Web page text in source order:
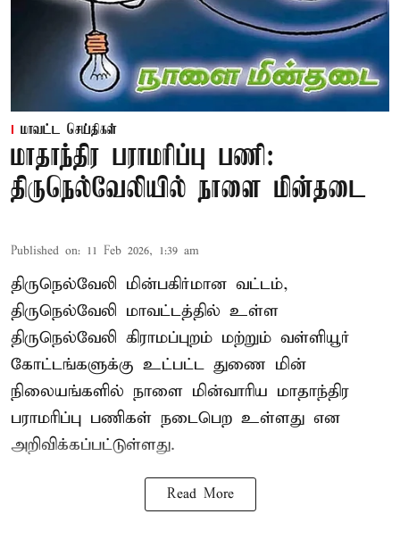
மாவட்ட செய்திகள்
மாதாந்திர பராமரிப்பு பணி:
திருநெல்வேலியில் நாளை மின்தடை
Published on: 11 Feb 2026, 1:39 am
திருநெல்வேலி மின்பகிர்மான வட்டம்,
திருநெல்வேலி மாவட்டத்தில் உள்ள
திருநெல்வேலி கிராமப்புறம் மற்றும் வள்ளியூர்
கோட்டங்களுக்கு உட்பட்ட துணை மின்
நிலையங்களில் நாளை மின்வாரிய மாதாந்திர
பராமரிப்பு பணிகள் நடைபெற உள்ளது என
அறிவிக்கப்பட்டுள்ளது.
Read More